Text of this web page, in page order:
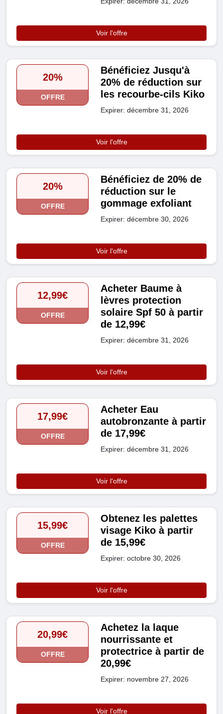
Voir l'offre
20%
OFFRE
Bénéficiez Jusqu'à
20% de réduction sur
les recourbe-cils Kiko
Expirer: décembre 31, 2026
Voir l'offre
20%
OFFRE
Bénéficiez de 20% de
réduction sur le
gommage exfoliant
Expirer: décembre 30, 2026
Voir l'offre
12,99€
OFFRE
Acheter Baume à
lèvres protection
solaire Spf 50 à partir
de 12,99€
Expirer: décembre 31, 2026
Voir l'offre
17,99€
OFFRE
Acheter Eau
autobronzante à partir
de 17,99€
Expirer: décembre 31, 2026
Voir l'offre
15,99€
OFFRE
Obtenez les palettes
visage Kiko à partir
de 15,99€
Expirer: octobre 30, 2026
Voir l'offre
20,99€
OFFRE
Achetez la laque
nourrissante et
protectrice à partir de
20,99€
Expirer: novembre 27, 2026
Voir l'offre